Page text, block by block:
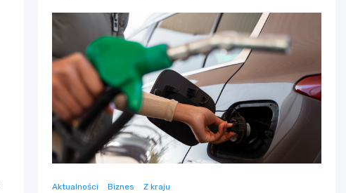
Aktualności Biznes Z kraju